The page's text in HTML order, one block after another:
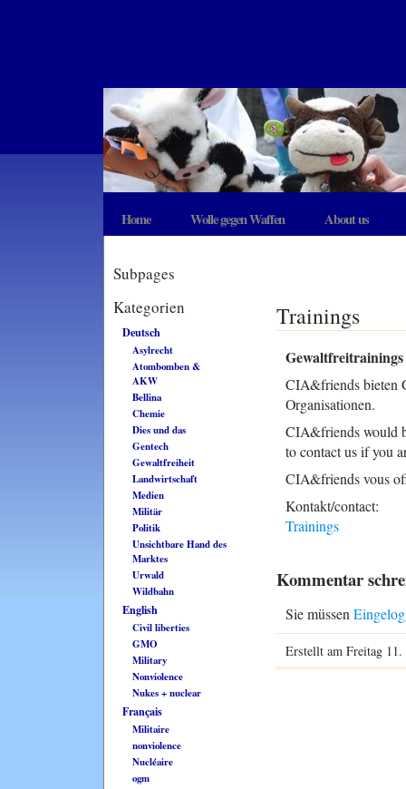
Home Wolle gegen Waffen About us
Subpages
Kategorien
Deutsch
Asylrecht
Atombomben &
AKW
Bellina
Chemie
Dies und das
Gentech
Gewaltfreiheit
Landwirtschaft
Medien
Militär
Politik
Unsichtbare Hand des
Marktes
Urwald
Wildbahn
English
Civil liberties
GMO
Military
Nonviolence
Nukes + nuclear
Français
Militaire
nonviolence
Nucléaire
ogm
Trainings
Gewaltfreitrainings
CIA&friends bieten
Organisationen.
CIA&friends would
to contact us if you
CIA&friends vous
Kontakt/contact:
Trainings
Kommentar
Sie müssen
Erstellt am Freitag